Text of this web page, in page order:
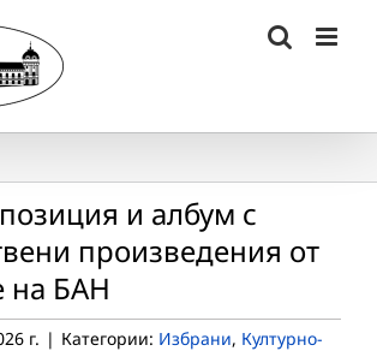
и албум с
произведения от
на БАН
г. | Категории: Избрани, Културно-